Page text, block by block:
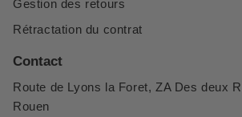
Gestion des retours
Rétractation du contrat
Contact
Route de Lyons la Foret, ZA Des deux
Rouen